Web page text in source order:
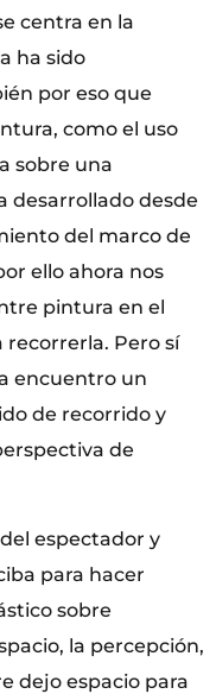
centra en la
ha sido
por eso que
como el uso
sobre una
desarrollado desde
del marco de
ello ahora nos
pintura en el
recorrerla. Pero sí
encuentro un
de recorrido y
de
espectador y
para hacer
sobre
la percepción,
dejo espacio para